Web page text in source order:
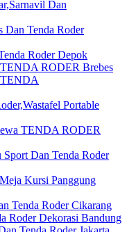
Dan
Dan Tenda Roder
Roder Depok
RODER Brebes
Portable
TENDA RODER
Sport Dan Tenda Roder
Kursi Panggung
Tenda Roder Cikarang
Roder Dekorasi Bandung